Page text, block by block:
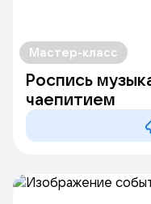
Мастер-класс
Роспись
чаепитием